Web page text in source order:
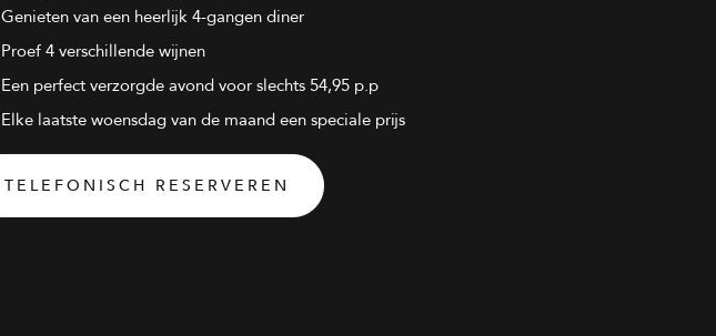
Genieten van een heerlijk 4-gangen diner
Proef 4 verschillende wijnen
Een perfect verzorgde avond voor slechts 54,95 p.p
Elke laatste woensdag van de maand een speciale prijs
TELEFONISCH RESERVEREN